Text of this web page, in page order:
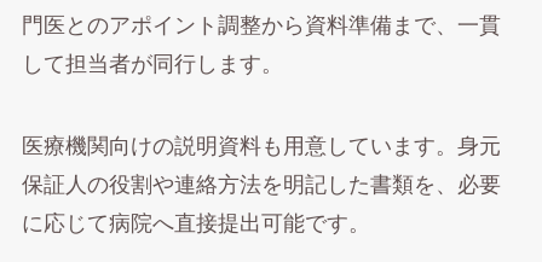
門医とのアポイント調整から資料準備まで、一貫
して担当者が同行します。
医療機関向けの説明資料も用意しています。身元
保証人の役割や連絡方法を明記した書類を、必要
に応じて病院へ直接提出可能です。